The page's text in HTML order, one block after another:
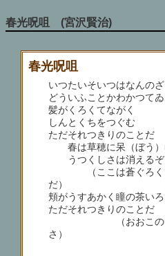
春光呪咀 (宮沢賢治)
春光呪咀
いつたいそいつはなんの
どういふことかわかつて
髪がくろくてながく
しんとくちをつぐむ
ただそれつきりのことだ
春は草穂に呆（ぼう）
うつくしさは消えるぞ
（ここは蒼ぐろくて
だ）
頬がうすあかく瞳の茶いろ
ただそれつきりのことだ
（おおこのにが
さ）